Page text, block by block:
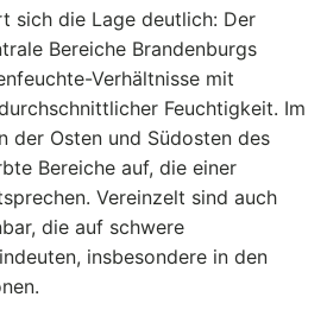
sich die Lage deutlich: Der
Bereiche Brandenburgs
Verhältnisse mit
Feuchtigkeit. Im
der Osten und Südosten des
Bereiche auf, die einer
Vereinzelt sind auch
die auf schwere
insbesondere in den